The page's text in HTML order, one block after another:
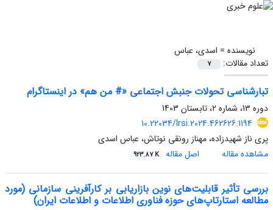
نویسنده = اسدی، عباس
تعداد مقالات:
7
تبارشناسی تحولات جنبش اجتماعی «# من هم» در اینستاگرام
دوره 13، شماره 2، تابستان 1403
10.22034/lrsi.2024.462626.1194
پری ناز شهیدزاده، مهناز رونقی نوتاش، عباس اسدی
مشاهده مقاله
اصل مقاله 923.87 K
بررسی تأثیر قابلیت‌های نوین بازاریابی بر کارآفرینی سازمانی (مورد
مطالعه استارتاپ‌های حوزه فناوری اطلاعات و اطلاعات ایران)